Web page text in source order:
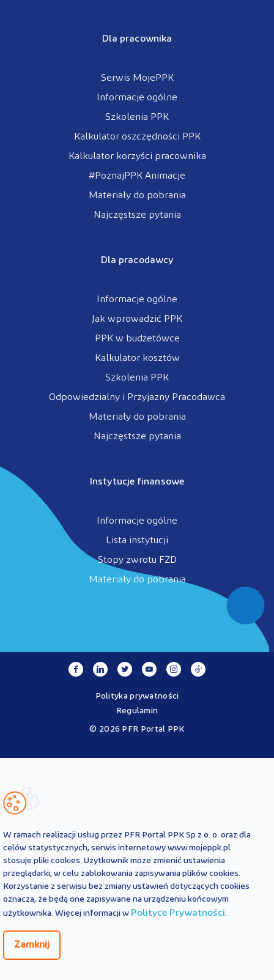
Dla pracownika
Serwis MojePPK
Informacje ogólne
Szkolenia PPK
Kalkulator oszczędności PPK
Kalkulator korzyści pracownika
#PoznajPPK Animacje
Materiały do pobrania
Najczęstsze pytania
Dla pracodawcy
Informacje ogólne
Jak wprowadzić PPK
PPK w budżetówce
Kalkulator kosztów
Szkolenia PPK
Odpowiedzialny i Przyjazny Pracodawca
Materiały do pobrania
Najczęstsze pytania
Instytucje finansowe
Informacje ogólne
Lista instytucji
Stopy zwrotu FZD
Materiały do pobrania
© 2026 PFR Portal PPK
Polityka prywatności
Regulamin
Ustawy o PPK przez operatora - PFR Portal PPK sp. z o.o., spółkę
informacyjny i są aktualne na dzień ich zamieszczenia. Treści te
obowiązujących przepisów prawa i każdorazowo
powinny być interpretowane oraz stosowane z uwzględnieniem
aktualnie obowiązujących przepisów prawa. Treści te nie stanowią
porady prawnej, finansowej ani oficjalnej interpretacji
obowiązujących przepisów prawa.
PFR Portal PPK sp. z o.o. nie ponosi odpowiedzialności z tytułu
powstania jakichkolwiek szkód, wynikających lub pozostających w
jakichkolwiek wątpliwości co do treści umieszczonych na Portalu
PPK, w tym co do praw lub obowiązków wynikających z
obowiązujących przepisów prawa, należy skorzystać z pomocy
W ramach realizacji usług przez PFR Portal PPK Sp z o. o. oraz dla
celów statystycznych, serwis internetowy www.mojeppk.pl
stosuje pliki cookies. Użytkownik może zmienić ustawienia
przeglądarki, w celu zablokowania zapisywania plików cookies.
Korzystanie z serwisu bez zmiany ustawień dotyczących cookies
oznacza, że będą one zapisywane na urządzeniu końcowym
użytkownika. Więcej informacji w Polityce Prywatności.
Zamknij